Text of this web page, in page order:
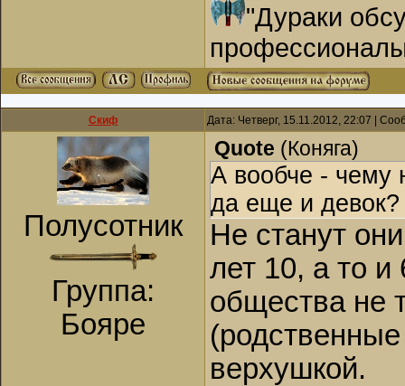
"Дураки
Скиф Дата: Четверг, 15.11.2012, 22:07 |
Полусотник
Группа:
Бояре
Quote (Коняга)
А вообче - чему
да еще и девок?
Не станут
лет 10, а то
общества не
верхушкой.